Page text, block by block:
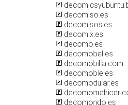
decomiso.es
decomisos.es
decomix.es
decomo.es
decomobel.es
decomobilia.com
decomoble.es
decomodular.es
decomondo.es